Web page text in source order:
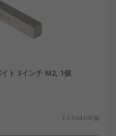
ト 3インチ M2, 1個
￥2,594.00/個